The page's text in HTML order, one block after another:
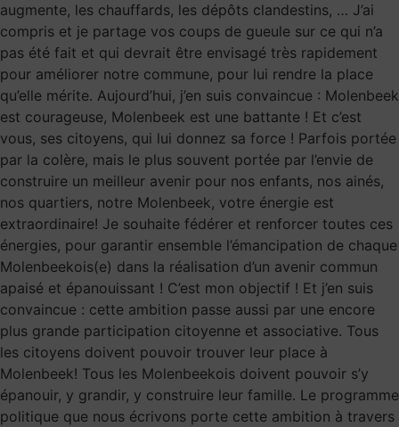
augmente, les chauffards, les dépôts clandestins, … J’ai
compris et je partage vos coups de gueule sur ce qui n’a
pas été fait et qui devrait être envisagé très rapidement
pour améliorer notre commune, pour lui rendre la place
qu’elle mérite. Aujourd’hui, j’en suis convaincue : Molenbeek
est courageuse, Molenbeek est une battante ! Et c’est
vous, ses citoyens, qui lui donnez sa force ! Parfois portée
par la colère, mais le plus souvent portée par l’envie de
construire un meilleur avenir pour nos enfants, nos ainés,
nos quartiers, notre Molenbeek, votre énergie est
extraordinaire! Je souhaite fédérer et renforcer toutes ces
énergies, pour garantir ensemble l’émancipation de chaque
Molenbeekois(e) dans la réalisation d’un avenir commun
apaisé et épanouissant ! C’est mon objectif ! Et j’en suis
convaincue : cette ambition passe aussi par une encore
plus grande participation citoyenne et associative. Tous
les citoyens doivent pouvoir trouver leur place à
Molenbeek! Tous les Molenbeekois doivent pouvoir s’y
épanouir, y grandir, y construire leur famille. Le programme
politique que nous écrivons porte cette ambition à travers